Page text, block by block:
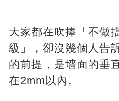
大家都在吹捧「不做
級」，卻沒幾個人
的前提，是墻面的垂
在2mm以內。